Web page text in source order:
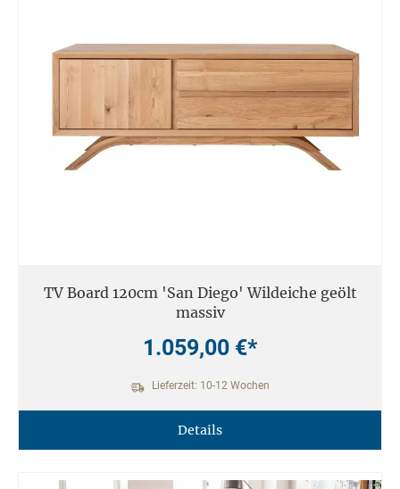
TV Board 120cm 'San Diego' Wildeiche geölt
massiv
1.059,00 €*
Lieferzeit: 10-12 Wochen
Details